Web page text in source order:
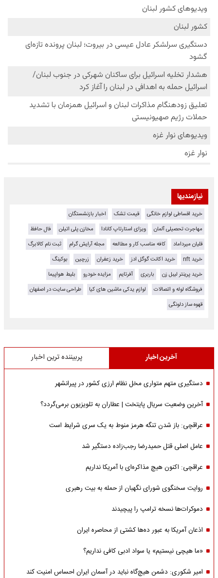
نیازمندیها
خرید اقساطی لوازم خانگی قیمت تشک
اخبار بازنشستگان
مهاجرت تحصیلی آلمان
ویزای استارتاپ کانادا مخازن پلی اتیلن
فال حافظ
قلیان میرداماد
کافه مناسب کار و مطالعه مجله آرایش گرام
ثبت نام کالابرگ
خرید nft
خرید اکانت گوگل ادز خرید زعفران زرچین
بوکینگ
خرید پرینتر لیبل زن
باربری آفرتایم مزایده خودرو
بلیط هواپیما
فروشگاه لوله و اتصالات
لوازم یدکی ماشین های کیا
طراحی سایت در اصفهان
قهوه ساز دلونگی
آخرین اخبار پربیننده ترین اخبار
دستگیری متهم متواری مخل نظام ارزی کشور در پیرانشهر
آخرین وضعیت سریال پایتخت | عطاران به تلویزیون برمی‌گردد؟
عراقچی: باز شدن تنگه هرمز منوط به یک سری شرایط است
عامل اصلی قتل حمیدرضا رجب‌زاده دستگیر شد
عراقچی: اکنون هیچ مذاکره‌ای با آمریکا نداریم
روایت سخنگوی شورای نگهبان از حمله به بیت رهبری
دموکرات‌ها نسخه ترامپ را پیچیدند
اذعان آمریکا به عبور ده‌ها کشتی از محاصره ایران
«ما هیچی نیستیم» یا سواد ادبی کافی نداریم؟
امیر شکوری: دشمن هیچ‌گاه نباید در آسمان ایران احساس امنیت کند